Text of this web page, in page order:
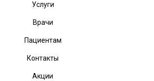
Услуги
Врачи
Пациентам
Контакты
Акции